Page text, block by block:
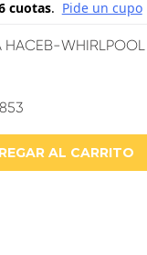
HACEB-
AL CARRITO